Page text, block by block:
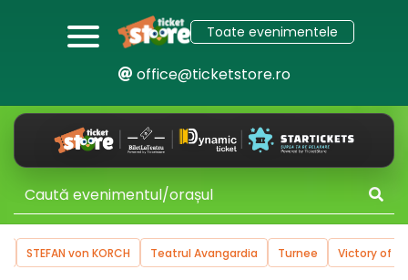
Toate evenimentele
office@ticketstore.ro
STEFAN von KORCH Teatrul Avangardia Turnee Victory of